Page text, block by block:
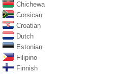
Chichewa
Corsican
Croatian
Dutch
Estonian
Filipino
Finnish